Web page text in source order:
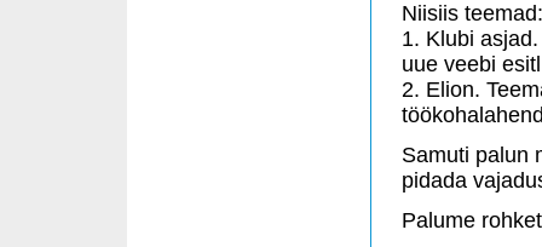
Niisiis teemad:
1. Klubi
uue veebi
2. Elion.
Samuti palun
pidada
Palume